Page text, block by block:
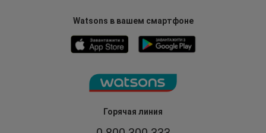
Горячая линия
Watsons в вашем смартфоне